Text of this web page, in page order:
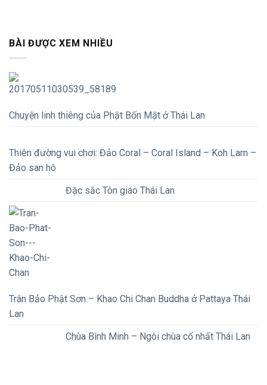
BÀI ĐƯỢC XEM NHIỀU
Chuyện linh thiêng của Phật Bốn Mặt ở Thái Lan
Thiên đường vui chơi: Đảo Coral – Coral Island – Koh Larn –
Đảo san hô
Đặc sắc Tôn giáo Thái Lan
Trân Bảo Phật Sơn – Khao Chi Chan Buddha ở Pattaya Thái
Lan
Chùa Bình Minh – Ngôi chùa cổ nhất Thái Lan